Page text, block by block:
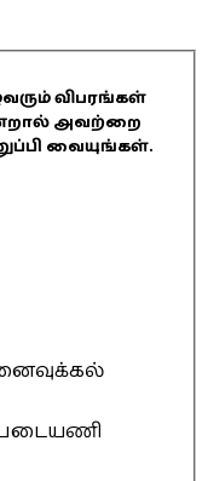
விபரங்கள்
அவற்றை
வையுங்கள்.
படையணி